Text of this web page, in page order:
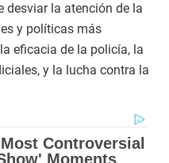
desviar la atención de la
y políticas más
eficacia de la policía, la
y la lucha contra la